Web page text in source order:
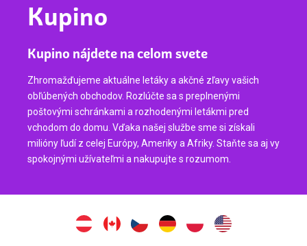
Kupino
Kupino nájdete na celom svete
Zhromažďujeme aktuálne letáky a akčné zľavy vašich
obľúbených obchodov. Rozlúčte sa s preplnenými
poštovými schránkami a rozhodenými letákmi pred
vchodom do domu. Vďaka našej službe sme si získali
milióny ľudí z celej Európy, Ameriky a Afriky. Staňte sa aj vy
spokojnými užívateľmi a nakupujte s rozumom.